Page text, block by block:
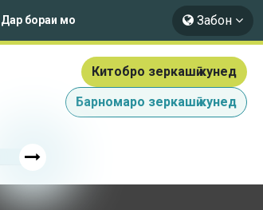
Дар бораи мо Забон
Китобро зеркашӣ кунед
Барномаро зеркашӣ кунед